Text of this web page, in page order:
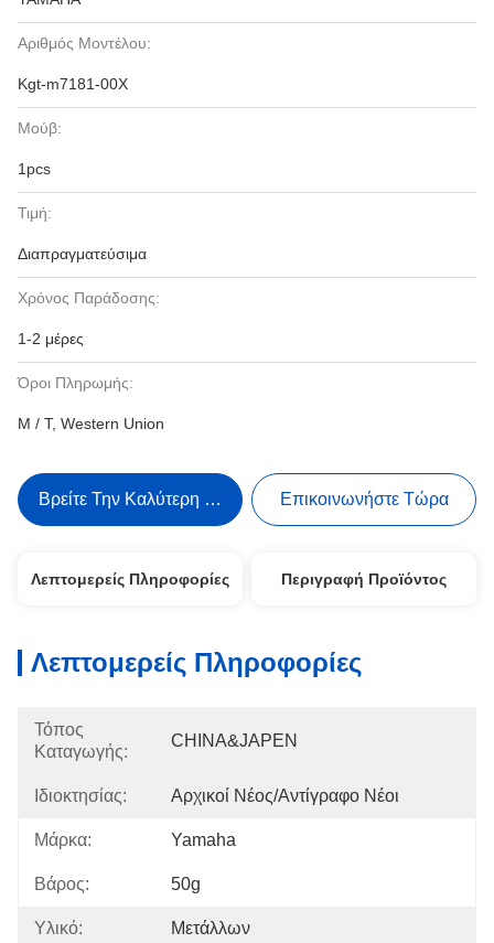
Αριθμός Μοντέλου:
Kgt-m7181-00X
Μούβ:
1pcs
Τιμή:
Διαπραγματεύσιμα
Χρόνος Παράδοσης:
1-2 μέρες
Όροι Πληρωμής:
Μ / Τ, Western Union
Βρείτε Την Καλύτερη Τιμή Επικοινωνήστε Τώρα
Λεπτομερείς Πληροφορίες Περιγραφή Προϊόντος
Λεπτομερείς Πληροφορίες
Τόπος
Καταγωγής:
CHINA&JAPEN
Ιδιοκτησίας: Αρχικοί Νέος/αντίγραφο Νέοι
Μάρκα: Yamaha
Βάρος: 50g
Υλικό: Μετάλλων